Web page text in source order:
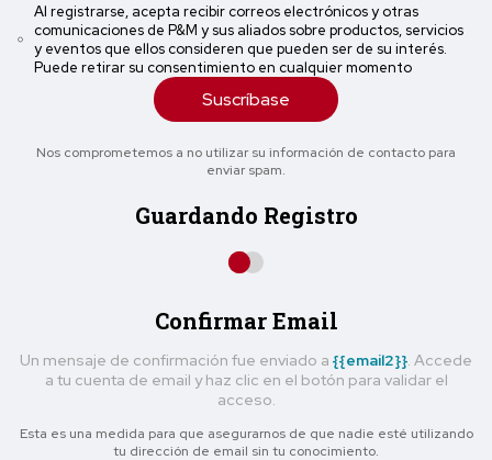
Al registrarse, acepta recibir correos electrónicos y otras
comunicaciones de P&M y sus aliados sobre productos, servicios
y eventos que ellos consideren que pueden ser de su interés.
Puede retirar su consentimiento en cualquier momento
Suscríbase
Nos comprometemos a no utilizar su información de contacto para
enviar spam.
Guardando Registro
Confirmar Email
Un mensaje de confirmación fue enviado a {{email2}} . Accede
a tu cuenta de email y haz clic en el botón para validar el
acceso.
Esta es una medida para que asegurarnos de que nadie esté utilizando
tu dirección de email sin tu conocimiento.